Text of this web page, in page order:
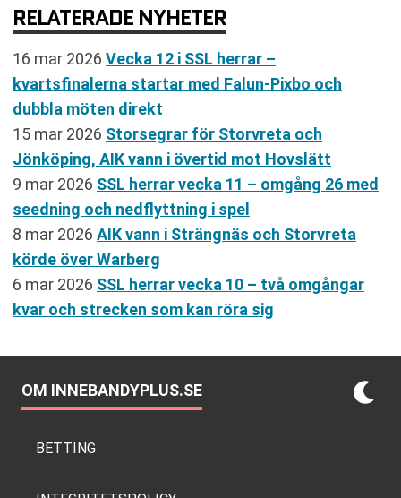
RELATERADE NYHETER
16 mar 2026 Vecka 12 i SSL herrar –
kvartsfinalerna startar med Falun-Pixbo och
dubbla möten direkt
15 mar 2026 Storsegrar för Storvreta och
Jönköping, AIK vann i övertid mot Hovslätt
9 mar 2026 SSL herrar vecka 11 – omgång 26 med
seedning och nedflyttning i spel
8 mar 2026 AIK vann i Strängnäs och Storvreta
körde över Warberg
6 mar 2026 SSL herrar vecka 10 – två omgångar
kvar och strecken som kan röra sig
OM INNEBANDYPLUS.SE
BETTING